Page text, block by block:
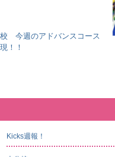
校 今週のアドバンスコース
現！！
Kicks週報！